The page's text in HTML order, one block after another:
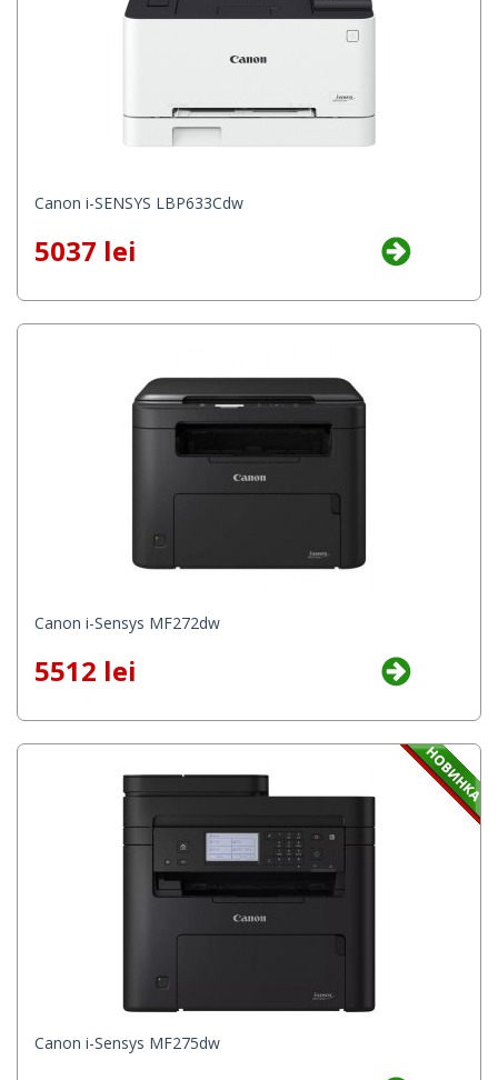
Canon i-SENSYS LBP633Cdw
5037 lei
Canon i-Sensys MF272dw
5512 lei
Canon i-Sensys MF275dw